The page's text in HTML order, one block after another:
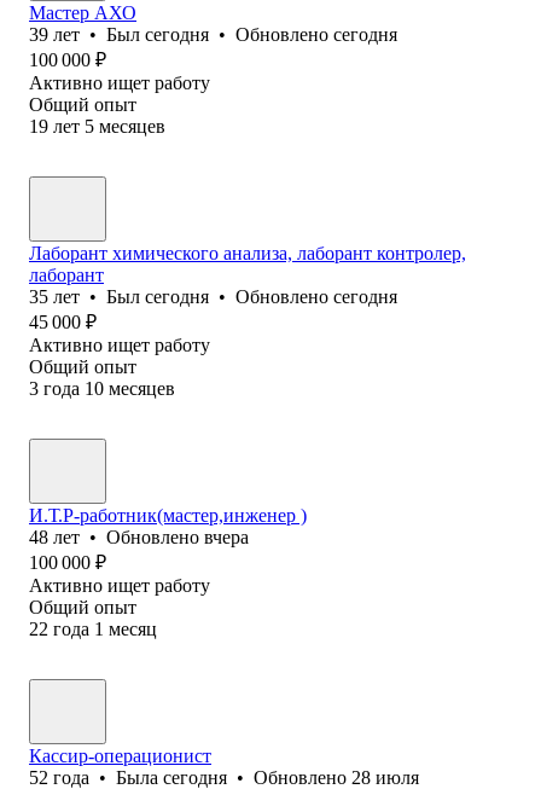
Мастер АХО
39 лет • Был сегодня • Обновлено сегодня
100 000 ₽
Активно ищет работу
Общий опыт
19 лет 5 месяцев
Лаборант химического анализа, лаборант контролер,
лаборант
35 лет • Был сегодня • Обновлено сегодня
45 000 ₽
Активно ищет работу
Общий опыт
3 года 10 месяцев
И.Т.Р-работник(мастер,инженер )
48 лет • Обновлено вчера
100 000 ₽
Активно ищет работу
Общий опыт
22 года 1 месяц
Кассир-операционист
52 года • Была сегодня • Обновлено 28 июля